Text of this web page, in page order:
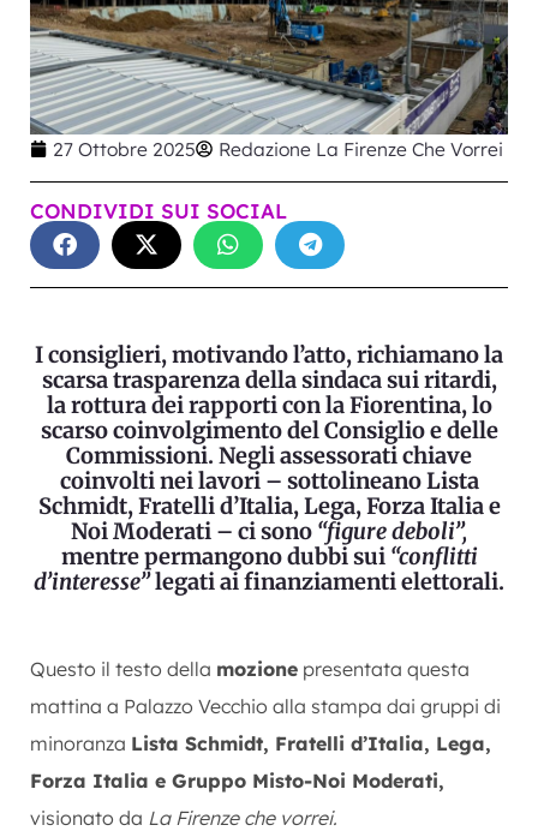
27 Ottobre 2025 Redazione La Firenze Che Vorrei
CONDIVIDI SUI SOCIAL
I consiglieri, motivando l’atto, richiamano la
scarsa trasparenza della sindaca sui ritardi,
la rottura dei rapporti con la Fiorentina, lo
scarso coinvolgimento del Consiglio e delle
Commissioni. Negli assessorati chiave
coinvolti nei lavori – sottolineano Lista
Schmidt, Fratelli d’Italia, Lega, Forza Italia e
Noi Moderati – ci sono “figure deboli”,
mentre permangono dubbi sui “conflitti
d’interesse”legati ai finanziamenti elettorali.
Questo il testo della mozione presentata questa
mattina a Palazzo Vecchio alla stampa dai gruppi di
minoranza Lista Schmidt, Fratelli d’Italia, Lega,
Forza Italia e Gruppo Misto-Noi Moderati,
visionato da La Firenze che vorrei.